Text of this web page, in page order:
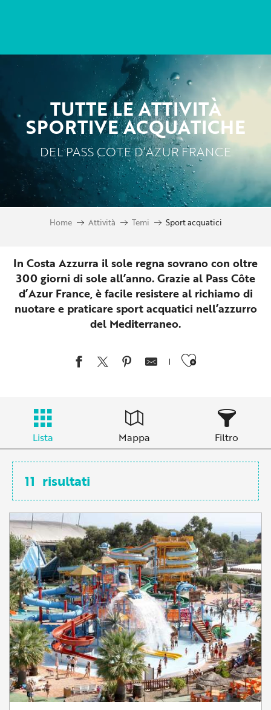
principal
TUTTE LE ATTIVITÀ
SPORTIVE ACQUATICHE
DEL PASS COTE D’AZUR FRANCE
Home Attività Temi Sport acquatici
In Costa Azzurra il sole regna sovrano con oltre
300 giorni di sole all’anno. Grazie al Pass Côte
d’Azur France, è facile resistere al richiamo di
nuotare e praticare sport acquatici nell’azzurro
del Mediterraneo.
Ajouter
Lista Mappa Filtro
11 risultati